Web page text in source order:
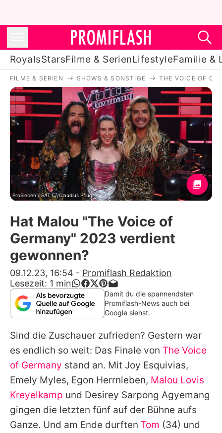
RoyalsStarsFilme & SerienLifestyleFamilie &
Royals
Stars
Filme & Serien
Lifestyle
Familie & Liebe
Promiflash Exklusiv
Alle Themen auf Promiflash
App runterladen
Team
Redaktionelle Richtlinien
Impressum
Datenschutzerklärung
Nutzungsbedingungen
Utiq verwalten
FILME & SERIEN SHOWS & SONSTIGE THE VOICE OF
ProSieben / SAT.1 //Claudius Pflug
Hat Malou "The Voice of
Germany" 2023 verdient
gewonnen?
09.12.23, 16:54 - Promiflash Redaktion
Lesezeit: 1 min
Damit du die spannendsten
Promiflash-News auch bei
Google siehst.
Sind die Zuschauer zufrieden? Gestern war
es endlich so weit: Das Finale von The Voice
of Germany stand an. Mit Joy Esquivias,
Emely Myles, Egon Herrnleben, Malou Lovis
Kreyelkamp und Desirey Sarpong Agyemang
gingen die letzten fünf auf der Bühne aufs
Ganze. Und am Ende durften Tom (34) und